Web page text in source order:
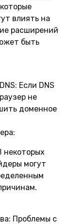
влиять на
расширений
быть
Если DNS
не
доменное
некоторых
могут
Проблемы с